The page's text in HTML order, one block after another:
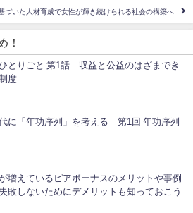
づいた人材育成で女性が輝き続けられる社会の構築へ
！
とりごと 第1話 収益と公益のはざまでき
度
に「年功序列」を考える 第1回 年功序列
増えているピアボーナスのメリットや事例
敗しないためにデメリットも知っておこう